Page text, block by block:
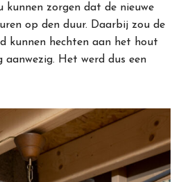
kunnen zorgen dat de nieuwe
op den duur. Daarbij zou de
kunnen hechten aan het hout
Het werd dus een